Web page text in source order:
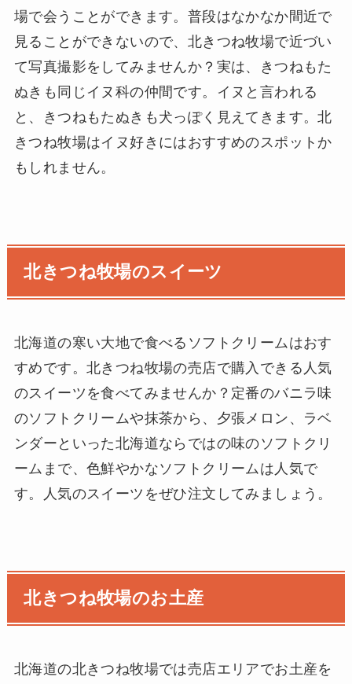
場で会うことができます。普段はなかなか間近で
見ることができないので、北きつね牧場で近づい
て写真撮影をしてみませんか？実は、きつねもた
ぬきも同じイヌ科の仲間です。イヌと言われる
と、きつねもたぬきも犬っぽく見えてきます。北
きつね牧場はイヌ好きにはおすすめのスポットか
もしれません。
北きつね牧場のスイーツ
北海道の寒い大地で食べるソフトクリームはおす
すめです。北きつね牧場の売店で購入できる人気
のスイーツを食べてみませんか？定番のバニラ味
のソフトクリームや抹茶から、夕張メロン、ラベ
ンダーといった北海道ならではの味のソフトクリ
ームまで、色鮮やかなソフトクリームは人気で
す。人気のスイーツをぜひ注文してみましょう。
北きつね牧場のお土産
北海道の北きつね牧場では売店エリアでお土産を